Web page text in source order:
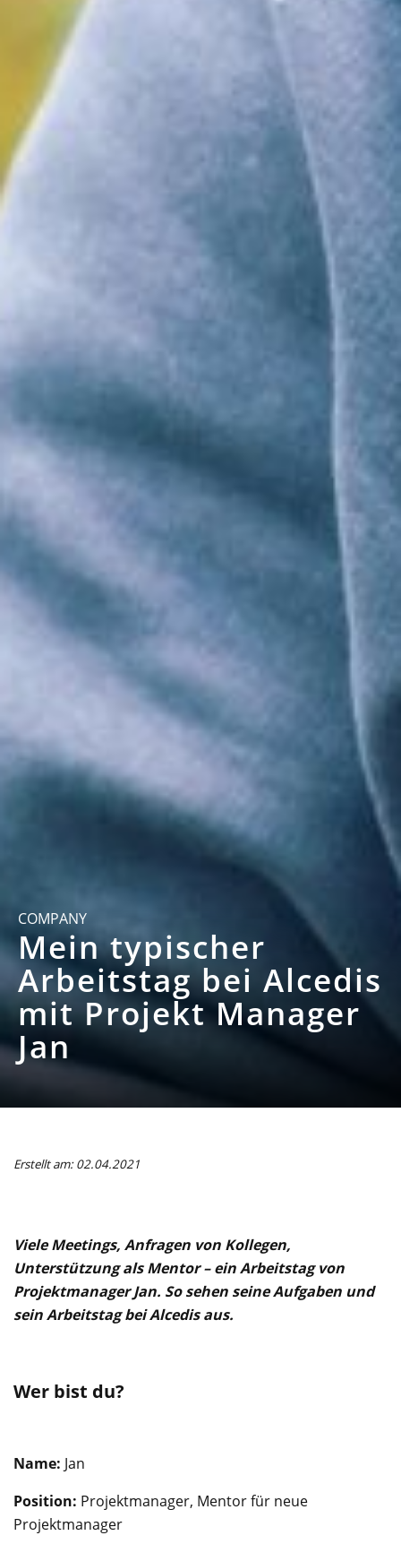
COMPANY
Mein typischer
Arbeitstag bei Alcedis
mit Projekt Manager
Jan
Erstellt am: 02.04.2021
Viele Meetings, Anfragen von Kollegen,
Unterstützung als Mentor – ein Arbeitstag von
Projektmanager Jan. So sehen seine Aufgaben und
sein Arbeitstag bei Alcedis aus.
Wer bist du?
Name: Jan
Position: Projektmanager, Mentor für neue
Projektmanager